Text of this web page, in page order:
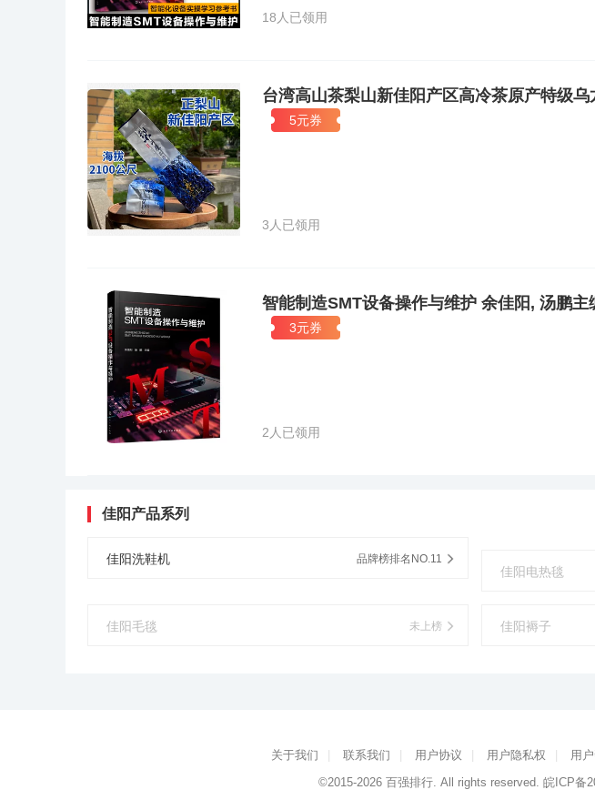
18人已领用
台湾高山茶梨山新佳阳产区高冷茶原产特级
5元券
3人已领用
智能制造SMT设备操作与维护 余佳阳, 汤鹏主
3元券
2人已领用
佳阳产品系列
佳阳洗鞋机 品牌榜排名NO.11
佳阳电热毯
佳阳毛毯 未上榜 佳阳褥子
关于我们 联系我们 用户协议 用户隐私权 用
©2015-2026 百强排行. All rights reserved. 皖ICP备